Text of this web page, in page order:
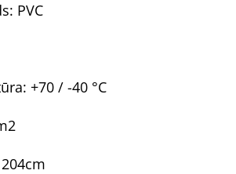
PVC
+70 / -40 °C